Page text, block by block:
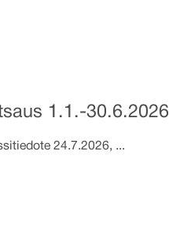
1.1.-30.6.2026
24.7.2026, ...